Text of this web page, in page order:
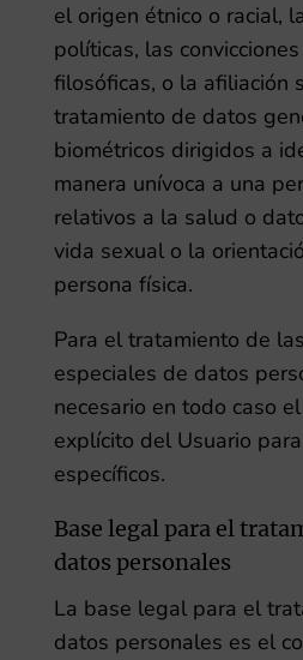
el origen étnico o racial,
políticas, las
filosóficas, o la afiliación
tratamiento de datos
biométricos dirigidos a
manera unívoca a una
relativos a la salud o
vida sexual o la
persona física.
Para el tratamiento de
especiales de datos
necesario en todo caso
explícito del Usuario
específicos.
Base legal para el
datos personales
La base legal para el
datos personales es el